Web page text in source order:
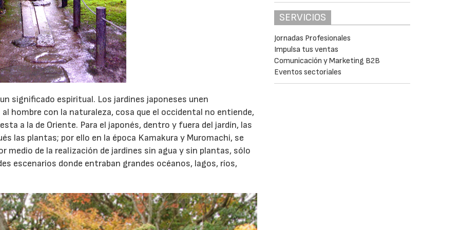
significado espiritual. Los jardines japoneses unen
hombre con la naturaleza, cosa que el occidental no entiende,
a la de Oriente. Para el japonés, dentro y fuera del jardín, las
las plantas; por ello en la época Kamakura y Muromachi, se
de la realización de jardines sin agua y sin plantas, sólo
escenarios donde entraban grandes océanos, lagos, ríos,
SERVICIOS
Jornadas Profesionales
Impulsa tus ventas
Comunicación y Marketing B2B
Eventos sectoriales